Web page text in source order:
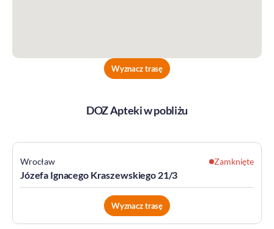
Wyznacz trasę
DOZ Apteki w pobliżu
Wrocław
Józefa Ignacego Kraszewskiego 21/3
Zamknięte
Wyznacz trasę